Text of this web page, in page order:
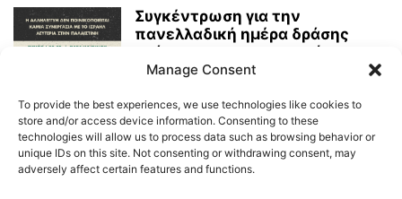
Συγκέντρωση για την
πανελλαδική ημέρα δράσης
ενάντια στην γενοκτονία στην
Παλαιστίνη
Manage Consent
To provide the best experiences, we use technologies like cookies to
store and/or access device information. Consenting to these
technologies will allow us to process data such as browsing behavior or
unique IDs on this site. Not consenting or withdrawing consent, may
adversely affect certain features and functions.